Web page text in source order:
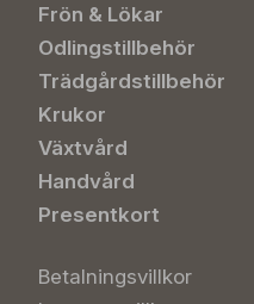
Frön & Lökar
Odlingstillbehör
Trädgårdstillbehör
Krukor
Växtvård
Handvård
Presentkort
Betalningsvillkor